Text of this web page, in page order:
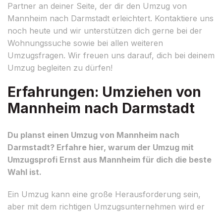
Partner an deiner Seite, der dir den Umzug von
Mannheim nach Darmstadt erleichtert. Kontaktiere uns
noch heute und wir unterstützen dich gerne bei der
Wohnungssuche sowie bei allen weiteren
Umzugsfragen. Wir freuen uns darauf, dich bei deinem
Umzug begleiten zu dürfen!
Erfahrungen: Umziehen von
Mannheim nach Darmstadt
Du planst einen Umzug von Mannheim nach
Darmstadt? Erfahre hier, warum der Umzug mit
Umzugsprofi Ernst aus Mannheim für dich die beste
Wahl ist.
Ein Umzug kann eine große Herausforderung sein,
aber mit dem richtigen Umzugsunternehmen wird er